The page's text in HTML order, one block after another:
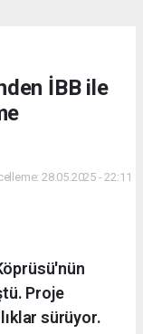
İBB ile
28.05.2025 - 22:11
Proje
sürüyor.